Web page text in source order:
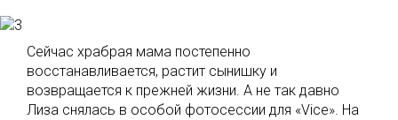
Сейчас храбрая мама постепенно
восстанавливается, растит сынишку и
возвращается к прежней жизни. А не так давно
Лиза снялась в особой фотосессии для «Vice». На